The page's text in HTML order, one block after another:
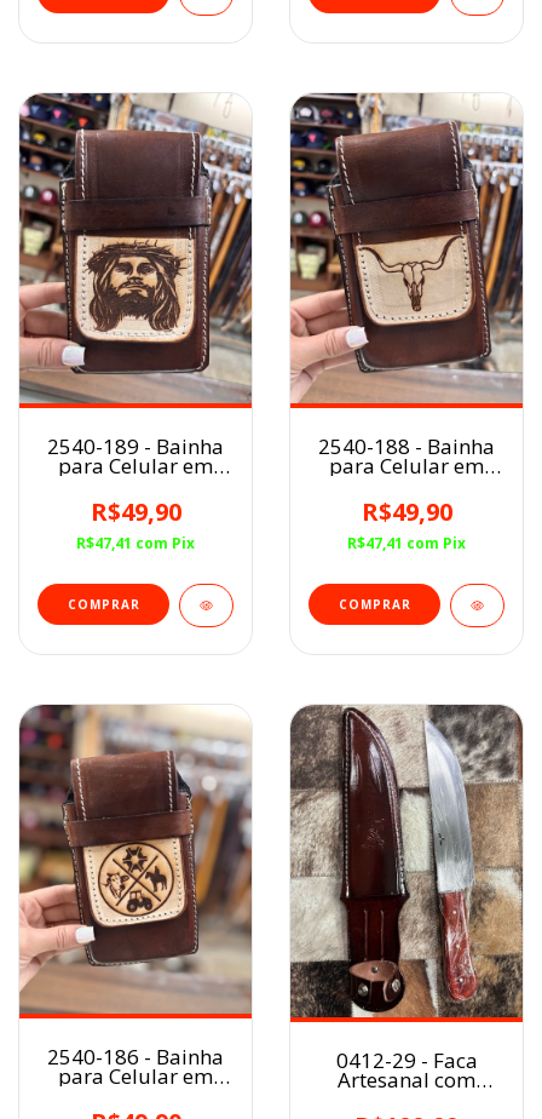
2540-189 - Bainha
para Celular em
R$49,90
R$47,41 com Pix
2540-188 - Bainha
para Celular em
R$49,90
R$47,41 com Pix
2540-186 - Bainha
para Celular em
0412-29 - Faca
Artesanal com